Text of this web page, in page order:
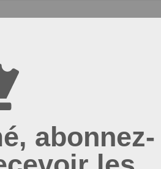
abonnez-